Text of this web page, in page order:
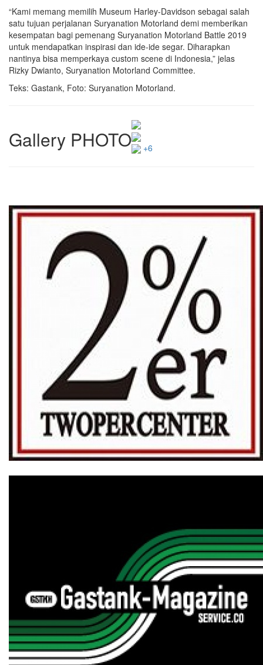
“Kami memang memilih Museum Harley-Davidson sebagai salah
satu tujuan perjalanan Suryanation Motorland demi memberikan
kesempatan bagi pemenang Suryanation Motorland Battle 2019
untuk mendapatkan inspirasi dan ide-ide segar. Diharapkan
nantinya bisa memperkaya custom scene di Indonesia,” jelas
Rizky Dwianto, Suryanation Motorland Committee.
Teks: Gastank, Foto: Suryanation Motorland.
Gallery PHOTO +6